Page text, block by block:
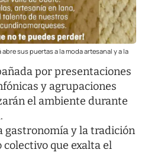
sus puertas a la moda artesanal y a la
por presentaciones
y agrupaciones
el ambiente durante
gastronomía y la tradición
que exalta el